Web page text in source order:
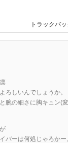
トラックバ
ろしいんでしょうか。
腕の細さに胸キュン(
バーは何処じゃろかー